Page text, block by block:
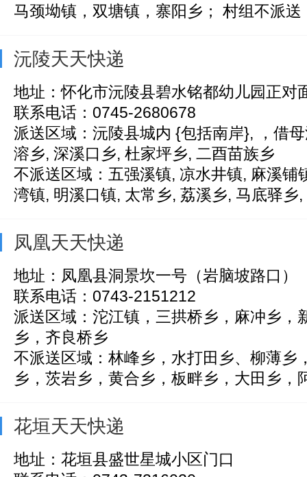
马颈坳镇，双塘镇，寨阳乡； 村组不派送
沅陵天天快递
地址：怀化市沅陵县碧水铭都幼儿园正对
联系电话：0745-2680678
派送区域：沅陵县城内 {包括南岸}, ，借
溶乡, 深溪口乡, 杜家坪乡, 二酉苗族乡
不派送区域：五强溪镇, 凉水井镇, 麻溪铺
湾镇, 明溪口镇, 太常乡, 荔溪乡, 马底驿乡,
凤凰天天快递
地址：凤凰县洞景坎一号（岩脑坡路口）
联系电话：0743-2151212
派送区域：沱江镇，三拱桥乡，麻冲乡，
乡，齐良桥乡
不派送区域：林峰乡，水打田乡、柳薄乡
乡，茨岩乡，黄合乡，板畔乡，大田乡，
花垣天天快递
地址：花垣县盛世星城小区门口